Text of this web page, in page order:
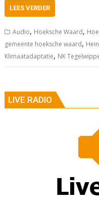
LEES VERDER
Audio, Hoeksche Waard,
gemeente hoeksche waard,
Klimaatadaptatie, NK
LIVE RADIO